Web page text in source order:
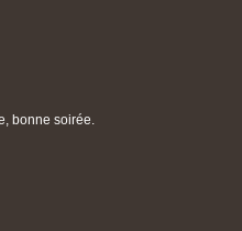
bonne soirée.